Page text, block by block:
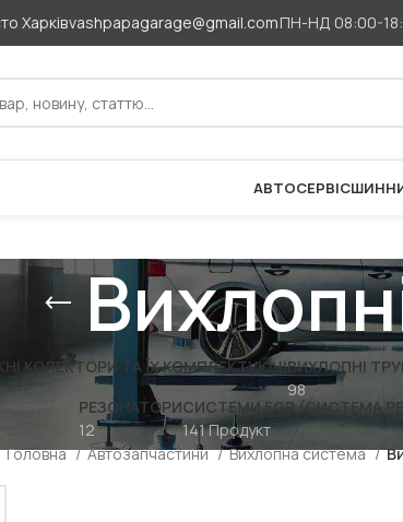
Харківvashpapagarage@gmail.comПН-НД 08:00-
АВТОСЕРВІС
КОЛЕКТОРИ ТА ЇХ КОМПЛЕКТУЮЧІВИХЛОПНІ
98
РЕЗОНАТОРИ
12
СИСТЕМИ EGR (СИСТЕМА
141 Продукт
Головна Автозапчастини Вихлопна система